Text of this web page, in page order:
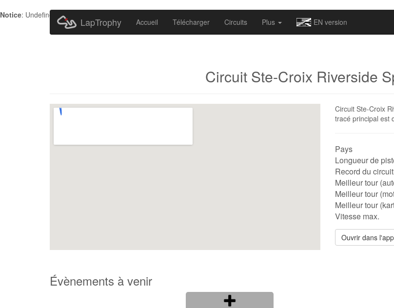
Notice: Undefined index: HTTP_ACCEPT_LANGUAGE in
LapTrophy Accueil Télécharger Circuits Plus EN version
Circuit Ste-Croix Riverside
Circuit Ste-Croix
tracé principal est
Pays
Longueur de
Record du circuit
Meilleur tour
Meilleur tour
Meilleur tour
Vitesse max.
Ouvrir dans
Évènements à venir